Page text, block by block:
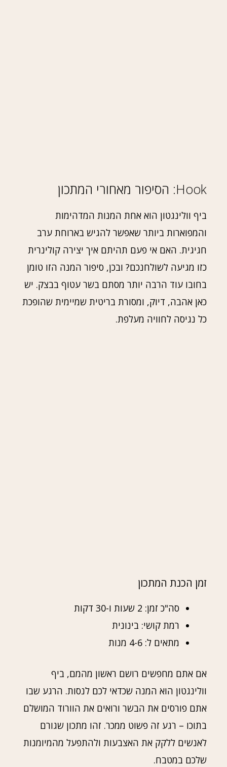
Hook: הסיפור מאחורי המתכון
ביף וולינגטון הוא אחת המנות המדהימות
והמפוארות ביותר שאפשר להגיש בארוחת ערב
חגיגית. האם אי פעם תהיתם איך יצירה קולינרית
כזו מגיעה לשולחנכם? ובכן, סיפור המנה הזו טומן
בחובו עוד הרבה יותר מסתם בשר עטוף בבצק. יש
כאן אהבה, דיוק, ומסורת בריטית שמיימית שהופכת
כל נגיסה לחוויה מעלפת.
זמן הכנת המתכון
סה"כ זמן: 2 שעות ו-30 דקות
רמת קושי: בינונית
מתאים ל: 4-6 מנות
אם אתם מחפשים רושם ראשון מהמם, ביף
וולינגטון הוא המנה שכדאי לכם לנסות. הרגע שבו
אתם פורסים את הבשר ורואים את הוורוד המושלם
בתוכו – רגע זה פשוט ממכר. זהו מתכון שגורם
לאנשים ללקק את האצבעות ולהתפעל מהמיומנות
שלכם במטבח.